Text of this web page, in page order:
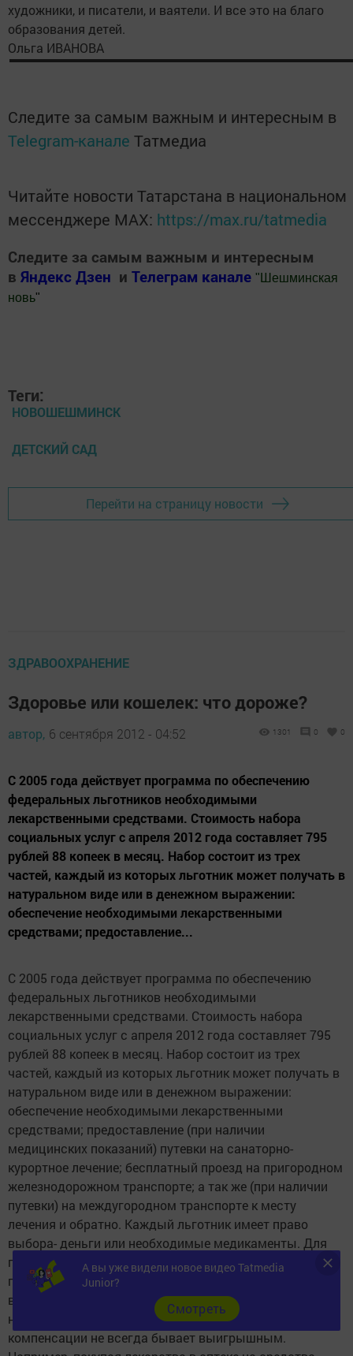
художники, и писатели, и ваятели. И все это на благо
образования детей.
Ольга ИВАНОВА
Следите за самым важным и интересным в
Telegram-канале Татмедиа
Читайте новости Татарстана в национальном
мессенджере MАХ: https://max.ru/tatmedia
Следите за самым важным и интересным
в Яндекс Дзен и Телеграм канале " Шешминская
новь"
Теги:
НОВОШЕШМИНСК
ДЕТСКИЙ САД
Перейти на страницу новости
ЗДРАВООХРАНЕНИЕ
Здоровье или кошелек: что дороже?
автор, 6 сентября 2012 - 04:52 1301 0 0
С 2005 года действует программа по обеспечению
федеральных льготников необходимыми
лекарственными средствами. Стоимость набора
социальных услуг с апреля 2012 года составляет 795
рублей 88 копеек в месяц. Набор состоит из трех
частей, каждый из которых льготник может получать в
натуральном виде или в денежном выражении:
обеспечение необходимыми лекарственными
средствами; предоставление...
С 2005 года действует программа по обеспечению
федеральных льготников необходимыми
лекарственными средствами. Стоимость набора
социальных услуг с апреля 2012 года составляет 795
рублей 88 копеек в месяц. Набор состоит из трех
частей, каждый из которых льготник может получать в
натуральном виде или в денежном выражении:
обеспечение необходимыми лекарственными
средствами; предоставление (при наличии
медицинских показаний) путевки на санаторно-
курортное лечение; бесплатный проезд на пригородном
железнодорожном транспорте; а так же (при наличии
путевки) на междугородном транспорте к месту
лечения и обратно. Каждый льготник имеет право
выбора- деньги или необходимые медикаменты. Для
принятия решения осталось меньше месяца, чтобы
принять верное решение и выбрать социальный пакет:
в натуральном виде или в денежном эквиваленте. Но
необходимо отметить, что выбор в пользу денежной
компенсации не всегда бывает выигрышным.
А вы уже видели новое видео Tatmedia
Junior?
Cмотреть